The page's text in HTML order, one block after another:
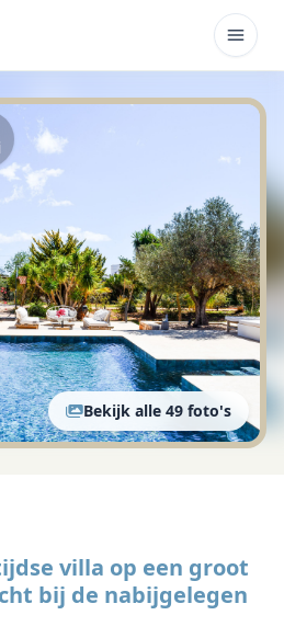
Bekijk alle 49 foto's
villa op een groot
bij de nabijgelegen